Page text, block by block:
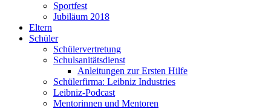
Sportfest
Jubiläum 2018
Eltern
Schüler
Schülervertretung
Schulsanitätsdienst
Anleitungen zur Ersten Hilfe
Schülerfirma: Leibniz Industries
Leibniz-Podcast
Mentorinnen und Mentoren